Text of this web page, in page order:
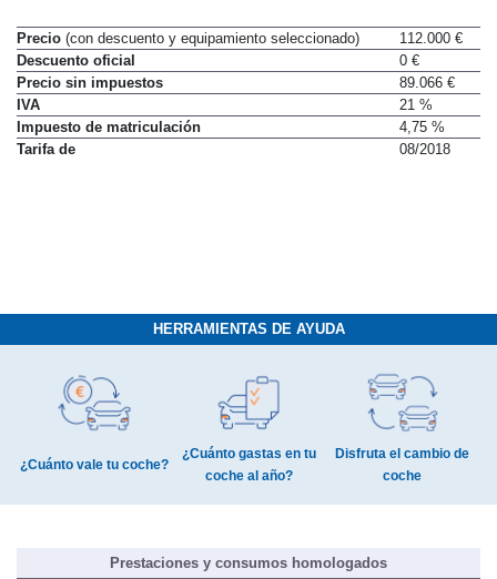
Precio (con descuento y equipamiento seleccionado)
112.000 €
Descuento oficial
0 €
Precio sin impuestos
89.066 €
IVA
21 %
Impuesto de matriculación
4,75 %
Tarifa de
08/2018
HERRAMIENTAS DE AYUDA
¿Cuánto vale tu coche?
¿Cuánto gastas en tu
coche al año?
Disfruta el cambio de
coche
Prestaciones y consumos homologados